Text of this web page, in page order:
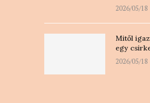
2026/05/18
Mitől
egy
2026/05/18